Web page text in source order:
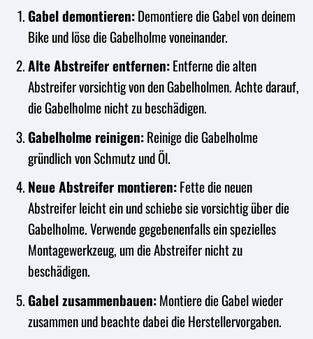
Gabel demontieren:Demontiere die Gabel von deinem
Bike und löse die Gabelholme voneinander.
Alte Abstreifer entfernen:Entferne die alten
Abstreifer vorsichtig von den Gabelholmen. Achte darauf,
die Gabelholme nicht zu beschädigen.
Gabelholme reinigen:Reinige die Gabelholme
gründlich von Schmutz und Öl.
Neue Abstreifer montieren:Fette die neuen
Abstreifer leicht ein und schiebe sie vorsichtig über die
Gabelholme. Verwende gegebenenfalls ein spezielles
Montagewerkzeug, um die Abstreifer nicht zu
beschädigen.
Gabel zusammenbauen:Montiere die Gabel wieder
zusammen und beachte dabei die Herstellervorgaben.